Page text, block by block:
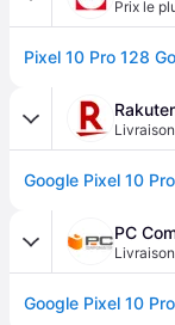
Prix le
Pixel 10 Pro 128
PC